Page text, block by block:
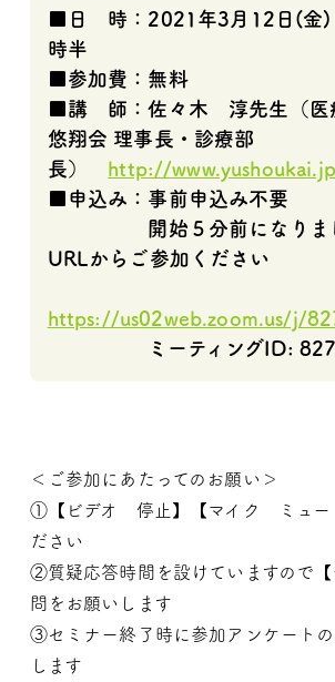
■日 時：2021年3月12日(
時半
■参加費：無料
■講 師：佐々木 淳先生（医
悠翔会 理事長・診療部
長）
http://
■申込み：事前申込み不要
開始５分前になりまし
URLからご参加ください
https://us02web.zoom.us/j/
ミーティングID: 827
＜ご参加にあたってのお願い＞
①【ビデオ 停止】【マイク ミュー
ださい
②質疑応答時間を設けていますので【
問をお願いし
ます
③セミナー終了時に参加アンケート
します